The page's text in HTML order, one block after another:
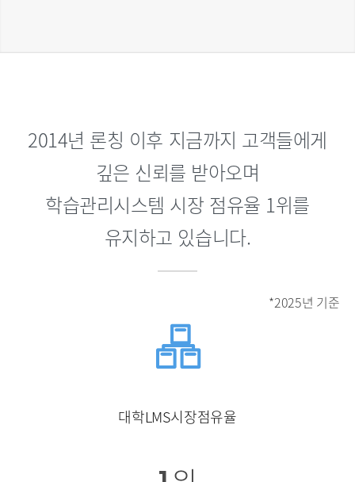
2014년 론칭 이후 지금까지 고객들에게
깊은 신뢰를 받아오며
학습관리시스템 시장 점유율 1위를
유지하고 있습니다.
*2025년 기준
대학LMS시장점유율